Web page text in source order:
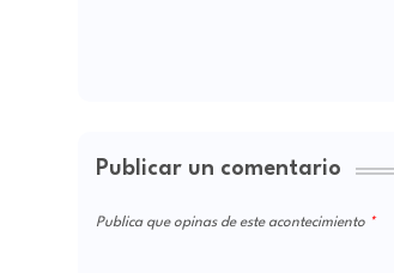
Publicar un comentario
Publica que opinas de este acontecimiento